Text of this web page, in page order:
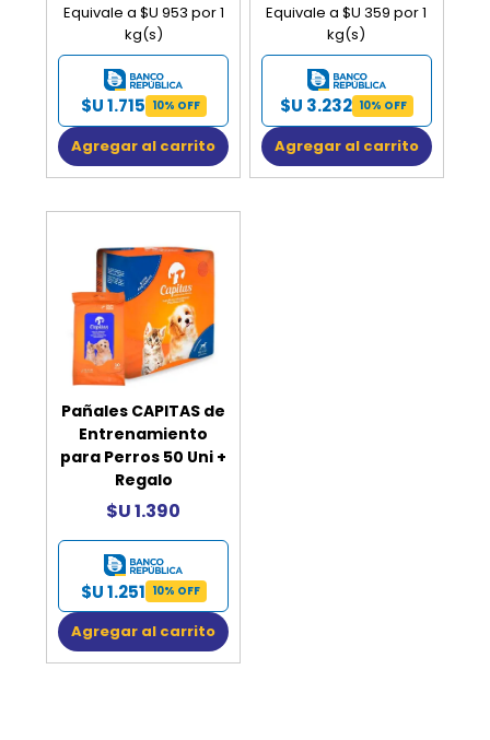
Equivale a $U 953 por 1
kg(s)
$U 1.715 10% OFF
Agregar al carrito
Equivale a $U 359 por 1
kg(s)
$U 3.232 10% OFF
Agregar al carrito
Pañales CAPITAS de
Entrenamiento
para Perros 50 Uni +
Regalo
$U 1.390
$U 1.251 10% OFF
Agregar al carrito